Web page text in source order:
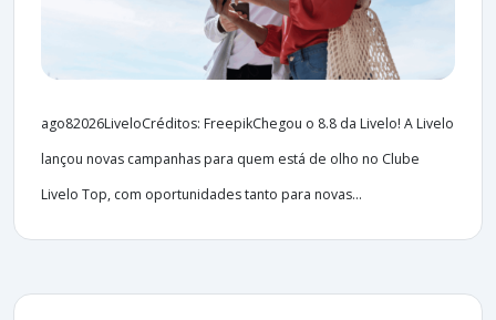
ago82026LiveloCréditos: FreepikChegou o 8.8 da Livelo! A Livelo
lançou novas campanhas para quem está de olho no Clube
Livelo Top, com oportunidades tanto para novas...